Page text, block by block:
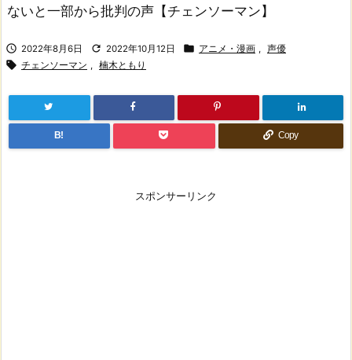
ないと一部から批判の声【チェンソーマン】
 2022年8月6日  2022年10月12日  アニメ・漫画 , 声優
 チェンソーマン , 楠木ともり
B! Copy
スポンサーリンク